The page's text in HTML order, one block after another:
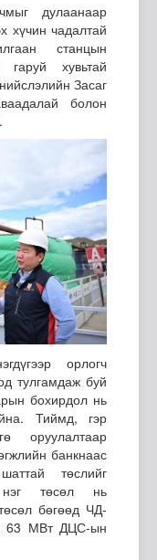
дулаанаар
хүчин чадалтай
станцын
хувьтай
Засаг
болон
орлогч
тулгамдаж буй
бохирдол нь
Тиймд, гэр
оруулалтаар
банкнаас
төслийг
нэг төсөл нь
бөгөөд ЧД-
63 МВт ДЦС-ын